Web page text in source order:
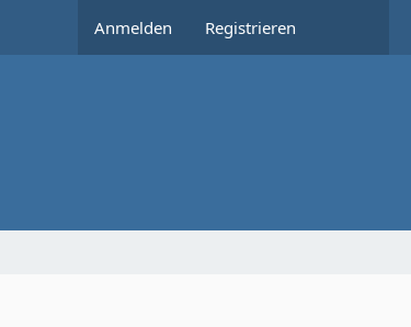
Anmelden Registrieren